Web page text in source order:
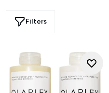
Filters